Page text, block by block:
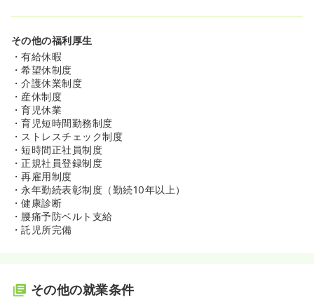
その他の福利厚生
・有給休暇
・希望休制度
・介護休業制度
・産休制度
・育児休業
・育児短時間勤務制度
・ストレスチェック制度
・短時間正社員制度
・正規社員登録制度
・再雇用制度
・永年勤続表彰制度（勤続10年以上）
・健康診断
・腰痛予防ベルト支給
・託児所完備
その他の就業条件